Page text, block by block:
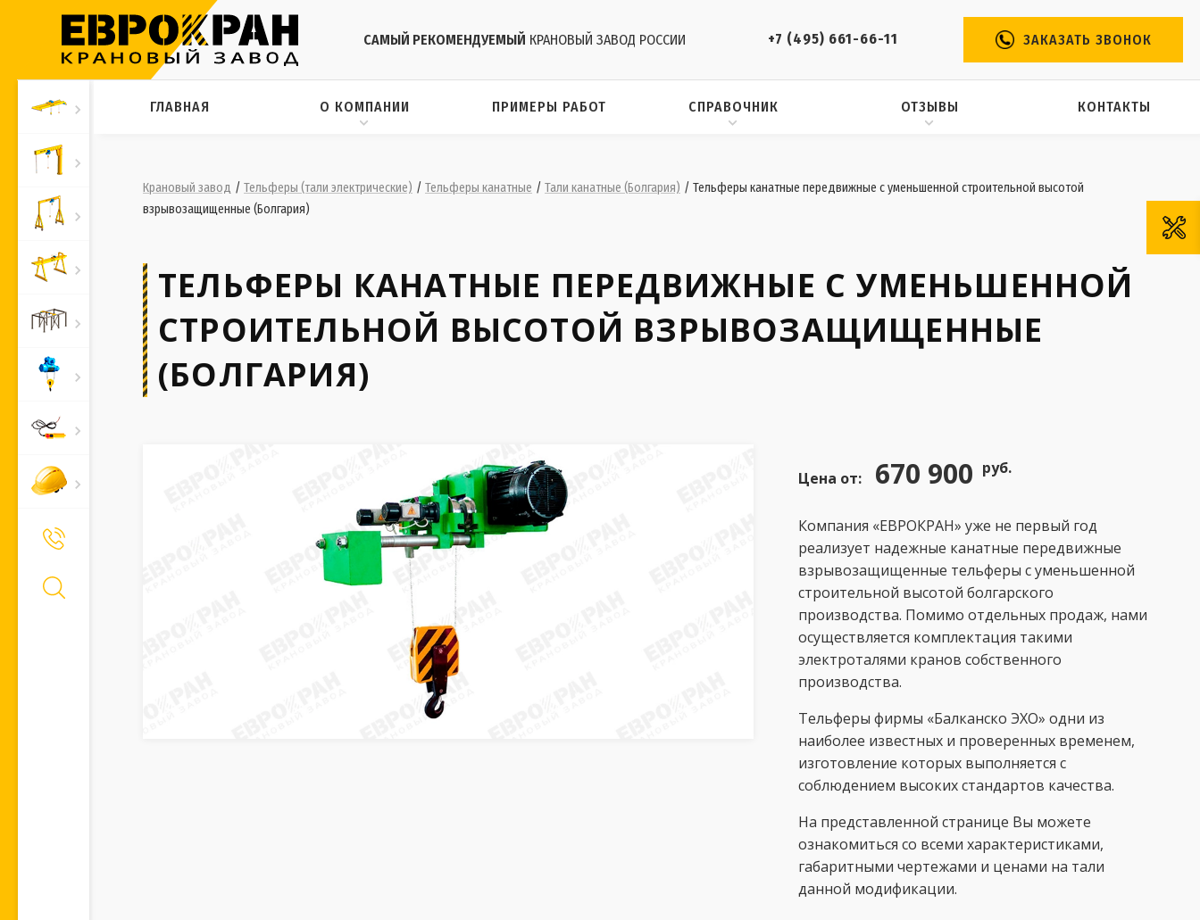
САМЫЙ РЕКОМЕНДУЕМЫЙ КРАНОВЫЙ ЗАВОД РОССИИ +7 (495) 661-66-11 ЗАКАЗАТЬ ЗВОНОК
ГЛАВНАЯ О КОМПАНИИ ПРИМЕРЫ РАБОТ СПРАВОЧНИК ОТЗЫВЫ КОНТАКТЫ
Крановый завод / Тельферы (тали электрические) / Тельферы канатные / Тали канатные (Болгария) / Тельферы канатные передвижные с уменьшенной строительной высотой
взрывозащищенные (Болгария)
ТЕЛЬФЕРЫ КАНАТНЫЕ ПЕРЕДВИЖНЫЕ С УМЕНЬШЕННОЙ
СТРОИТЕЛЬНОЙ ВЫСОТОЙ ВЗРЫВОЗАЩИЩЕННЫЕ
(БОЛГАРИЯ)
Цена от: 670 900 руб.
Компания «ЕВРОКРАН» уже не первый год
реализует надежные канатные передвижные
взрывозащищенные тельферы с уменьшенной
строительной высотой болгарского
производства. Помимо отдельных продаж, нами
осуществляется комплектация такими
электроталями кранов собственного
производства.
Тельферы фирмы «Балканско ЭХО» одни из
наиболее известных и проверенных временем,
изготовление которых выполняется с
соблюдением высоких стандартов качества.
На представленной странице Вы можете
ознакомиться со всеми характеристиками,
габаритными чертежами и ценами на тали
данной модификации.